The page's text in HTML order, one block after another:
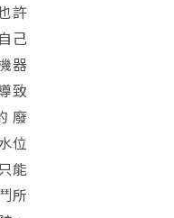
許
己
器
致
廢
位
能
所